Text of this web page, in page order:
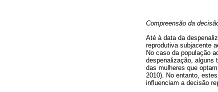
Compreensão da
Até à data da
reprodutiva subjacente
No caso da população
despenalização, alguns
das mulheres que
2010). No entanto,
influenciam a decisão